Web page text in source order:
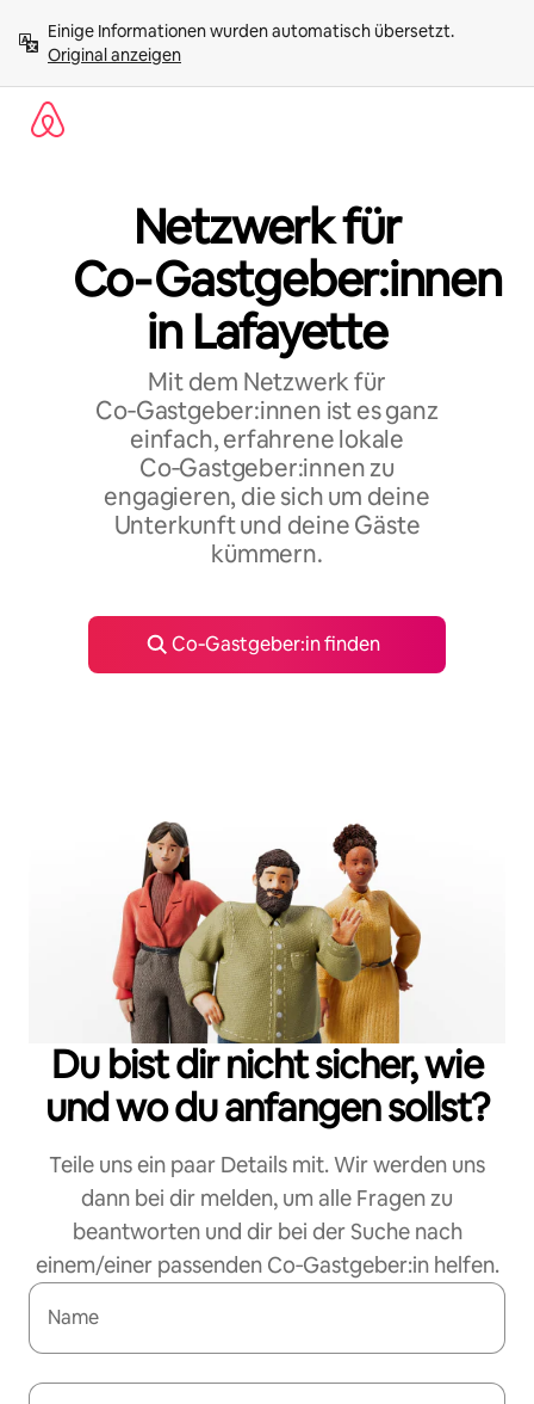
Inhalten
springenOriginal anzeigen
Netzwerk für
Co‑Gastgeber:innen
in Lafayette
Mit dem Netzwerk für
Co‑Gastgeber:innen ist es ganz
einfach, erfahrene lokale
Co‑Gastgeber:innen zu
engagieren, die sich um deine
Unterkunft und deine Gäste
kümmern.
Co‑Gastgeber:in finden
Du bist dir nicht sicher, wie
und wo du anfangen sollst?
Teile uns ein paar Details mit. Wir werden uns
dann bei dir melden, um alle Fragen zu
beantworten und dir bei der Suche nach
einem/einer passenden Co‑Gastgeber:in helfen.
Name